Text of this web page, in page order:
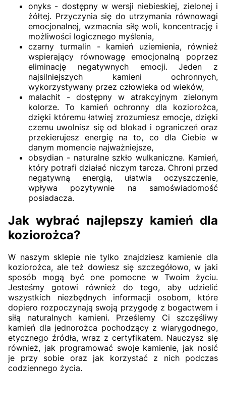
onyks - dostępny w wersji niebieskiej, zielonej i
żółtej. Przyczynia się do utrzymania równowagi
emocjonalnej, wzmacnia siłę woli, koncentrację i
możliwości logicznego myślenia,
czarny turmalin - kamień uziemienia, również
wspierający równowagę emocjonalną poprzez
eliminację negatywnych emocji. Jeden z
najsilniejszych kamieni ochronnych,
wykorzystywany przez człowieka od wieków,
malachit - dostępny w atrakcyjnym zielonym
kolorze. To kamień ochronny dla koziorożca,
dzięki któremu łatwiej zrozumiesz emocje, dzięki
czemu uwolnisz się od blokad i ograniczeń oraz
przekierujesz energię na to, co dla Ciebie w
danym momencie najważniejsze,
obsydian - naturalne szkło wulkaniczne. Kamień,
który potrafi działać niczym tarcza. Chroni przed
negatywną energią, ułatwia oczyszczenie,
wpływa pozytywnie na samoświadomość
posiadacza.
Jak wybrać najlepszy kamień dla
koziorożca?
W naszym sklepie nie tylko znajdziesz kamienie dla
koziorożca, ale też dowiesz się szczegółowo, w jaki
sposób mogą być one pomocne w Twoim życiu.
Jesteśmy gotowi również do tego, aby udzielić
wszystkich niezbędnych informacji osobom, które
dopiero rozpoczynają swoją przygodę z bogactwem i
siłą naturalnych kamieni. Prześlemy Ci szczęśliwy
kamień dla jednorożca pochodzący z wiarygodnego,
etycznego źródła, wraz z certyfikatem. Nauczysz się
również, jak programować swoje kamienie, jak nosić
je przy sobie oraz jak korzystać z nich podczas
codziennego życia.